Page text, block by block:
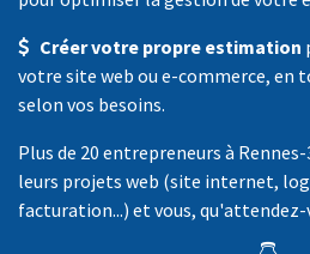
Créer votre propre estimation
votre site web ou e-commerce, en
selon vos besoins.
Plus de 20 entrepreneurs à
leurs projets web (site internet,
facturation...) et vous, qu'attendez-